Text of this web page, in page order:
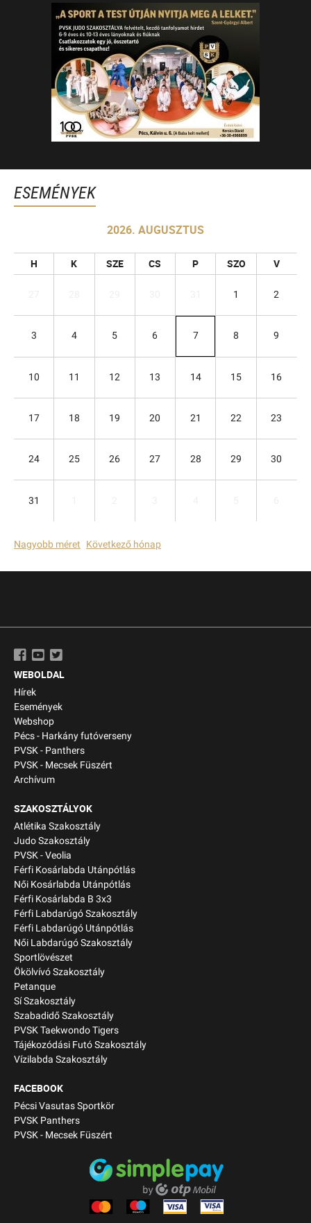
ESEMÉNYEK
2026. AUGUSZTUS
H K SZE CS P SZO V
1 2
3 4 5 6 7 8 9
10 11 12 13 14 15 16
17 18 19 20 21 22 23
24 25 26 27 28 29 30
31
Nagyobb méret Következő hónap
WEBOLDAL
Hírek
Események
Webshop
Pécs - Harkány futóverseny
PVSK - Panthers
PVSK - Mecsek Füszért
Archívum
SZAKOSZTÁLYOK
Atlétika Szakosztály
Judo Szakosztály
PVSK - Veolia
Férfi Kosárlabda Utánpótlás
Női Kosárlabda Utánpótlás
Férfi Kosárlabda B 3x3
Férfi Labdarúgó Szakosztály
Férfi Labdarúgó Utánpótlás
Női Labdarúgó Szakosztály
Sportlövészet
Ökölvívó Szakosztály
Petanque
Sí Szakosztály
Szabadidő Szakosztály
PVSK Taekwondo Tigers
Tájékozódási Futó Szakosztály
Vízilabda Szakosztály
FACEBOOK
Pécsi Vasutas Sportkör
PVSK Panthers
PVSK - Mecsek Füszért